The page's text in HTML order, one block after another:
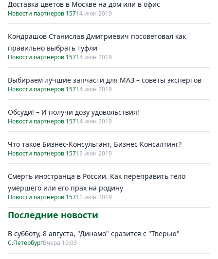
Доставка цветов в Москве на дом или в офис
Новости партнеров 15714 июн 2019
Кондрашов Станислав Дмитриевич посоветовал как
правильно выбрать туфли
Новости партнеров 15714 июн 2019
Выбираем лучшие запчасти для МАЗ – советы экспертов
Новости партнеров 15714 июн 2019
Обсуди! – И получи дозу удовольствия!
Новости партнеров 15714 июн 2019
Что такое Бизнес-Консультант, Бизнес Консалтинг?
Новости партнеров 15713 июн 2019
Смерть иностранца в России. Как переправить тело
умершего или его прах на родину
Новости партнеров 15711 июн 2019
Последние новости
В субботу, 8 августа, "Динамо" сразится с "Тверью"
С.ПетербургВчера 19:03